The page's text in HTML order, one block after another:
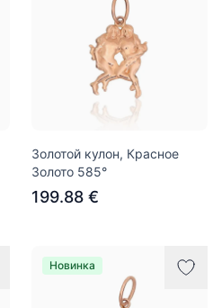
Золотой кулон, Красное
Золото 585°
199.88 €
Новинка